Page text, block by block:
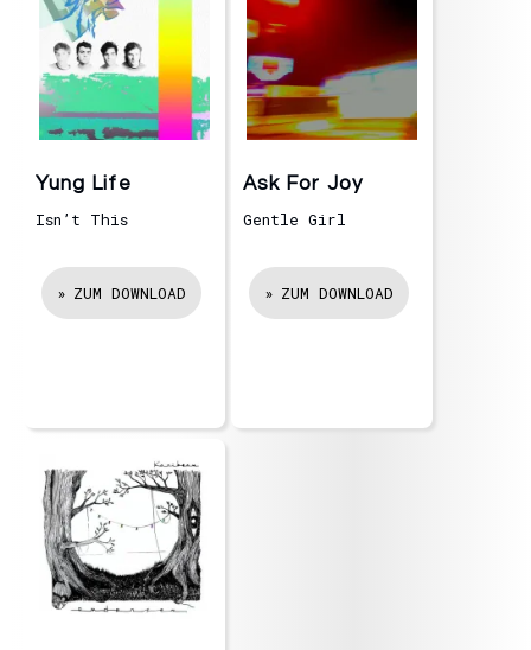
Yung Life
Isn’t This
ZUM DOWNLOAD
Ask For Joy
Gentle Girl
ZUM DOWNLOAD